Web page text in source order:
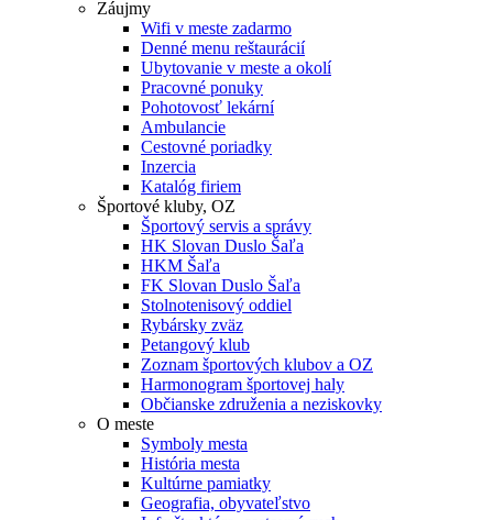
Záujmy
Wifi v meste zadarmo
Denné menu reštaurácií
Ubytovanie v meste a okolí
Pracovné ponuky
Pohotovosť lekární
Ambulancie
Cestovné poriadky
Inzercia
Katalóg firiem
Športové kluby, OZ
Športový servis a správy
HK Slovan Duslo Šaľa
HKM Šaľa
FK Slovan Duslo Šaľa
Stolnotenisový oddiel
Rybársky zväz
Petangový klub
Zoznam športových klubov a OZ
Harmonogram športovej haly
Občianske združenia a neziskovky
O meste
Symboly mesta
História mesta
Kultúrne pamiatky
Geografia, obyvateľstvo